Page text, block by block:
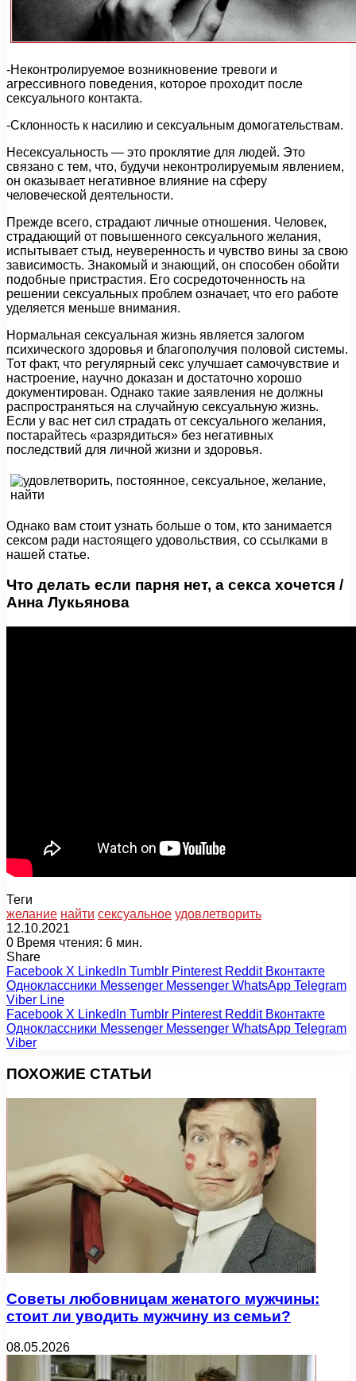
-Неконтролируемое возникновение тревоги и
агрессивного поведения, которое проходит после
сексуального контакта.
-Склонность к насилию и сексуальным домогательствам.
Несексуальность — это проклятие для людей. Это
связано с тем, что, будучи неконтролируемым явлением,
он оказывает негативное влияние на сферу
человеческой деятельности.
Прежде всего, страдают личные отношения. Человек,
страдающий от повышенного сексуального желания,
испытывает стыд, неуверенность и чувство вины за свою
зависимость. Знакомый и знающий, он способен обойти
подобные пристрастия. Его сосредоточенность на
решении сексуальных проблем означает, что его работе
уделяется меньше внимания.
Нормальная сексуальная жизнь является залогом
психического здоровья и благополучия половой системы.
Тот факт, что регулярный секс улучшает самочувствие и
настроение, научно доказан и достаточно хорошо
документирован. Однако такие заявления не должны
распространяться на случайную сексуальную жизнь.
Если у вас нет сил страдать от сексуального желания,
постарайтесь «разрядиться» без негативных
последствий для личной жизни и здоровья.
Однако вам стоит узнать больше о том, кто занимается
сексом ради настоящего удовольствия, со ссылками в
нашей статье.
Что делать если парня нет, а секса хочется /
Анна Лукьянова
Теги
желание найти сексуальное удовлетворить
12.10.2021
0 Время чтения: 6 мин.
Share
Facebook X LinkedIn Tumblr Pinterest Reddit Вконтакте
Одноклассники Messenger Messenger WhatsApp Telegram
Viber Line
Facebook X LinkedIn Tumblr Pinterest Reddit Вконтакте
Одноклассники Messenger Messenger WhatsApp Telegram
Viber
ПОХОЖИЕ СТАТЬИ
Советы любовницам женатого мужчины:
стоит ли уводить мужчину из семьи?
08.05.2026